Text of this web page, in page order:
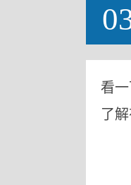
看一
了